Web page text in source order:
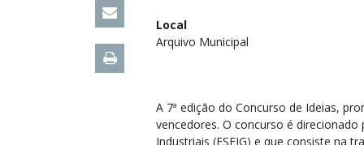
Local
Arquivo Municipal
A 7ª edição do Concurso de Ideias,
vencedores. O concurso é
Industriais (ESEIG) e que consiste na